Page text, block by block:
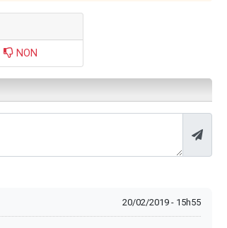
NON
20/02/2019 - 15h55